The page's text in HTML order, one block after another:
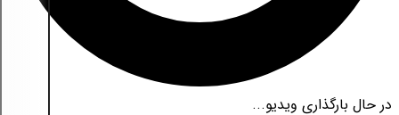
در حال بارگذاری ویدیو...